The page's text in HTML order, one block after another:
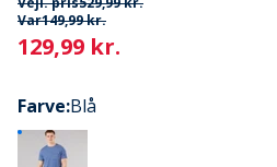
Var149,99 kr.
Current
129,99 kr.
Farve:Blå